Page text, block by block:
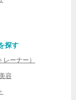
探す
ーナー）
容